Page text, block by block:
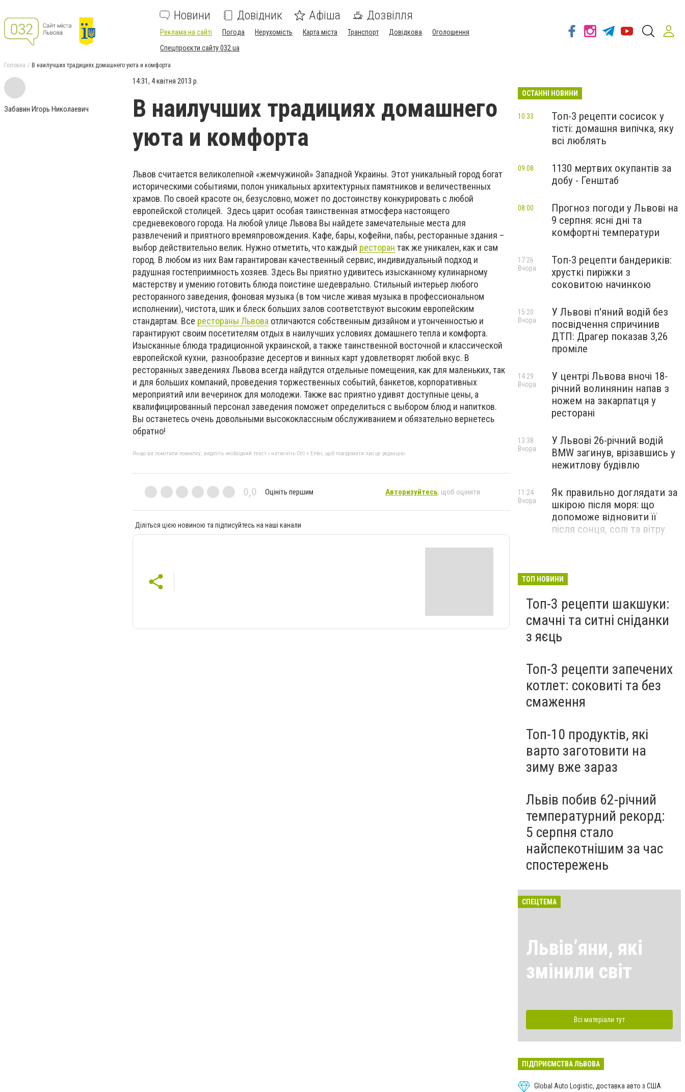
Новини Довідник Афіша Дозвілля
Реклама на сайті Погода Нерухомість Карта міста Транспорт Довідкова
Оголошення
Спецпроєкти сайту 032.ua
Головна В наилучших традициях домашнего уюта и комфорта
Забавин Игорь Николаевич
14:31, 4 квітня 2013 р.
В наилучших традициях домашнего
уюта и комфорта
Львов считается великолепной «жемчужиной» Западной Украины. Этот уникальный город богат
историческими событиями, полон уникальных архитектурных памятников и величественных
храмов. По своей красоте он, безусловно, может по достоинству конкурировать с любой
европейской столицей. Здесь царит особая таинственная атмосфера настоящего
средневекового города. На любой улице Львова Вы найдете замечательные места для
развлечений и приятного времяпровождения. Кафе, бары, кофейни, пабы, ресторанные здания –
выбор действительно велик. Нужно отметить, что каждый ресторан так же уникален, как и сам
город. В любом из них Вам гарантирован качественный сервис, индивидуальный подход и
радушная гостеприимность хозяев. Здесь Вы приятно удивитесь изысканному кулинарному
мастерству и умению готовить блюда поистине шедеврально. Стильный интерьер любого
ресторанного заведения, фоновая музыка (в том числе живая музыка в профессиональном
исполнении), чистота, шик и блеск больших залов соответствуют высоким европейским
стандартам. Все рестораны Львова отличаются собственным дизайном и утонченностью и
гарантируют своим посетителям отдых в наилучших условиях домашнего тепла и комфорта.
Изысканные блюда традиционной украинской, а также таинственной восточной и классической
европейской кухни, разнообразие десертов и винных карт удовлетворят любой вкус. В
ресторанных заведениях Львова всегда найдутся отдельные помещения, как для маленьких, так
и для больших компаний, проведения торжественных событий, банкетов, корпоративных
мероприятий или вечеринок для молодежи. Также вас приятно удивят доступные цены, а
квалифицированный персонал заведения поможет определиться с выбором блюд и напитков.
Вы останетесь очень довольными высококлассным обслуживанием и обязательно вернетесь
обратно!
Якщо ви помітили помилку, виділіть необхідний текст і натисніть Ctrl + Enter, щоб повідомити про це редакцію
0,0 Оцініть першим Авторизуйтесь, щоб оцінити
Діліться цією новиною та підписуйтесь на наші канали
ОСТАННІ НОВИНИ
Топ-3 рецепти сосисок у
тісті: домашня випічка, яку
всі люблять
10:33
1130 мертвих окупантів за
добу - Генштаб
09:08
Прогноз погоди у Львові на
9 серпня: ясні дні та
комфортні температури
08:00
Топ-3 рецепти бандериків:
хрусткі пиріжки з
соковитою начинкою
17:26
Вчора
У Львові п'яний водій без
посвідчення спричинив
ДТП: Драгер показав 3,26
проміле
15:20
Вчора
У центрі Львова вночі 18-
річний волинянин напав з
ножем на закарпатця у
ресторані
14:29
Вчора
У Львові 26-річний водій
BMW загинув, врізавшись у
нежитлову будівлю
13:38
Вчора
Як правильно доглядати за
шкірою після моря: що
допоможе відновити її
після сонця, солі та вітру
11:24
Вчора
ТОП НОВИНИ
Топ-3 рецепти шакшуки:
смачні та ситні сніданки
з яєць
Топ-3 рецепти запечених
котлет: соковиті та без
смаження
Топ-10 продуктів, які
варто заготовити на
зиму вже зараз
Львів побив 62-річний
температурний рекорд:
5 серпня стало
найспекотнішим за час
спостережень
СПЕЦТЕМА
Львівʼяни, які
змінили світ
Всі матеріали тут
ПІДПРИЄМСТВА ЛЬВОВА
Global Auto Logistic, доставка авто з США